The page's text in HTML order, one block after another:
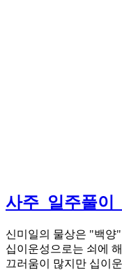
사주_일주풀이
신미일의 물상은 "백양
십이운성으로는 쇠에
끄러움이 많지만 십이